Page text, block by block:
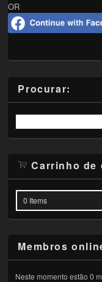
OR
Procurar:
Carrinho de
0 Items
Membros
Neste momento estão 0